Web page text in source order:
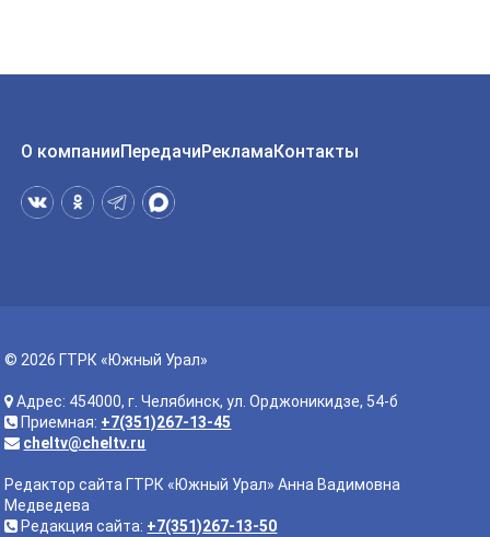
О компанииПередачиРекламаКонтакты
© 2026 ГТРК «Южный Урал»
Адрес: 454000, г. Челябинск, ул. Орджоникидзе, 54-б
Приемная: +7(351)267-13-45
cheltv@cheltv.ru
Редактор сайта ГТРК «Южный Урал» Анна Вадимовна
Медведева
Редакция сайта: +7(351)267-13-50